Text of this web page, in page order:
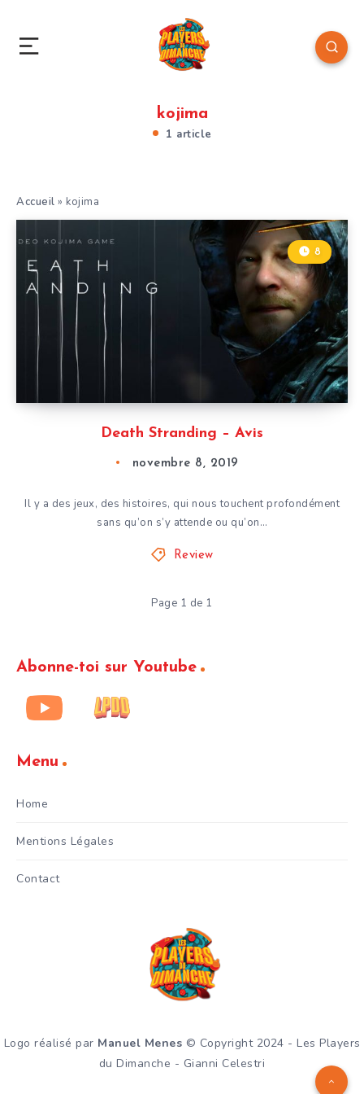
kojima
1 article
Accueil » kojima
Death Stranding – Avis
8
novembre 8, 2019
Il y a des jeux, des histoires, qui nous touchent profondément
sans qu’on s’y attende ou qu’on…
Review
Page 1 de 1
Abonne-toi sur Youtube
Menu
Home
Mentions Légales
Contact
Logo réalisé par Manuel Menes © Copyright 2024 - Les Players
du Dimanche - Gianni Celestri